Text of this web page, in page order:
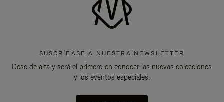
SUSCRÍBASE A NUESTRA NEWSLETTER
Dese de alta y será el primero en conocer las nuevas colecciones
y los eventos especiales.